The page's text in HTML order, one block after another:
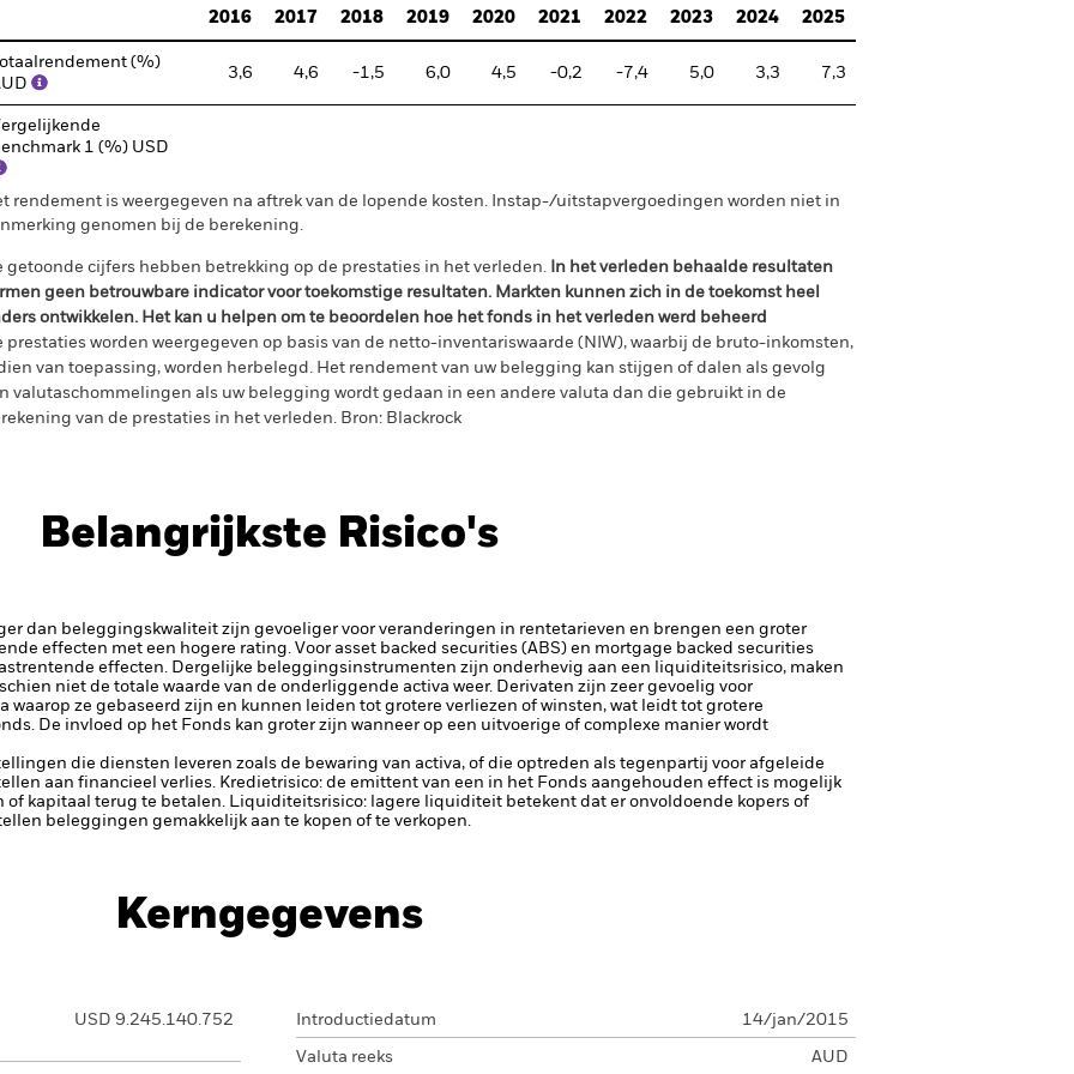
2016
2017 2018 2019 2020 2021 2022 2023 2024 2025
Totaalrendement (%)
3,6 4,6 -1,5 6,0 4,5 -0,2 -7,4 5,0 3,3 7,3
1 (%) USD
rendement is weergegeven na aftrek van de lopende kosten. Instap-/uitstapvergoedingen worden niet in
genomen bij de berekening.
getoonde cijfers hebben betrekking op de prestaties in het verleden. In het verleden behaalde resultaten
geen betrouwbare indicator voor toekomstige resultaten. Markten kunnen zich in de toekomst heel
ontwikkelen. Het kan u helpen om te beoordelen hoe het fonds in het verleden werd beheerd
prestaties worden weergegeven op basis van de netto-inventariswaarde (NIW), waarbij de bruto-inkomsten,
van toepassing, worden herbelegd. Het rendement van uw belegging kan stijgen of dalen als gevolg
valutaschommelingen als uw belegging wordt gedaan in een andere valuta dan die gebruikt in de
van de prestaties in het verleden. Bron: Blackrock
Belangrijkste Risico's
dan beleggingskwaliteit zijn gevoeliger voor veranderingen in rentetarieven en brengen een groter
effecten met een hogere rating. Voor asset backed securities (ABS) en mortgage backed securities
effecten. Dergelijke beleggingsinstrumenten zijn onderhevig aan een liquiditeitsrisico, maken
niet de totale waarde van de onderliggende activa weer. Derivaten zijn zeer gevoelig voor
waarop ze gebaseerd zijn en kunnen leiden tot grotere verliezen of winsten, wat leidt tot grotere
De invloed op het Fonds kan groter zijn wanneer op een uitvoerige of complexe manier wordt
die diensten leveren zoals de bewaring van activa, of die optreden als tegenpartij voor afgeleide
aan financieel verlies. Kredietrisico: de emittent van een in het Fonds aangehouden effect is mogelijk
of kapitaal terug te betalen. Liquiditeitsrisico: lagere liquiditeit betekent dat er onvoldoende kopers of
beleggingen gemakkelijk aan te kopen of te verkopen.
Kerngegevens
USD 9.245.140.752 Introductiedatum 14/jan/2015
Valuta reeks AUD